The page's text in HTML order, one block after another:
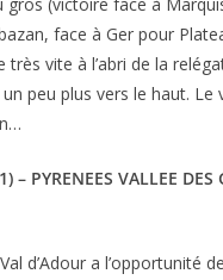
face à Ger pour
très vite à l’abri de la
peu plus vers le haut. Le
– PYRENEES VALLEE DES
d’Adour a l’opportunité